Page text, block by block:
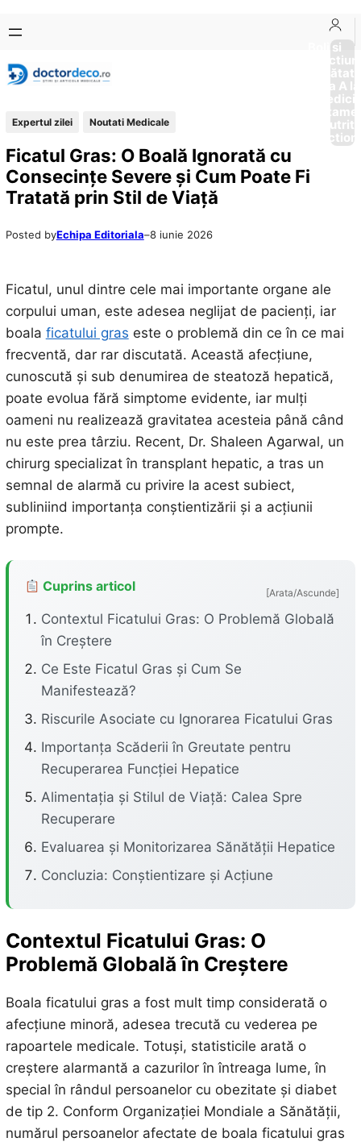
conținut
content
Boli si
Afectiuni
Sănătate
de la A
Expertul zilei Noutati Medicale
Ficatul Gras: O Boală Ignorată cu
Consecințe Severe și Cum Poate Fi
Tratată prin Stil de Viață
Posted byEchipa Editoriala–8 iunie 2026
Ficatul, unul dintre cele mai importante organe ale
corpului uman, este adesea neglijat de pacienți, iar
boala ficatului gras este o problemă din ce în ce mai
frecventă, dar rar discutată. Această afecțiune,
cunoscută și sub denumirea de steatoză hepatică,
poate evolua fără simptome evidente, iar mulți
oameni nu realizează gravitatea acesteia până când
nu este prea târziu. Recent, Dr. Shaleen Agarwal, un
chirurg specializat în transplant hepatic, a tras un
semnal de alarmă cu privire la acest subiect,
subliniind importanța conștientizării și a acțiunii
prompte.
Cuprins articol [Arata/Ascunde]
Contextul Ficatului Gras: O Problemă Globală
în Creștere
Ce Este Ficatul Gras și Cum Se
Manifestează?
Riscurile Asociate cu Ignorarea Ficatului Gras
Importanța Scăderii în Greutate pentru
Recuperarea Funcției Hepatice
Alimentația și Stilul de Viață: Calea Spre
Recuperare
Evaluarea și Monitorizarea Sănătății Hepatice
Concluzia: Conștientizare și Acțiune
Contextul Ficatului Gras: O
Problemă Globală în Creștere
Boala ficatului gras a fost mult timp considerată o
afecțiune minoră, adesea trecută cu vederea pe
rapoartele medicale. Totuși, statisticile arată o
creștere alarmantă a cazurilor în întreaga lume, în
special în rândul persoanelor cu obezitate și diabet
de tip 2. Conform Organizației Mondiale a Sănătății,
numărul persoanelor afectate de boala ficatului gras